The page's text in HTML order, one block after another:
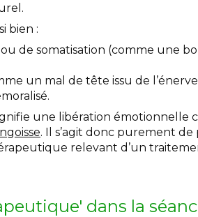
bien :
de somatisation (comme une
un mal de tête issu de
une libération émotionnelle
. Il s’agit donc purement de
relevant d’un
dans la